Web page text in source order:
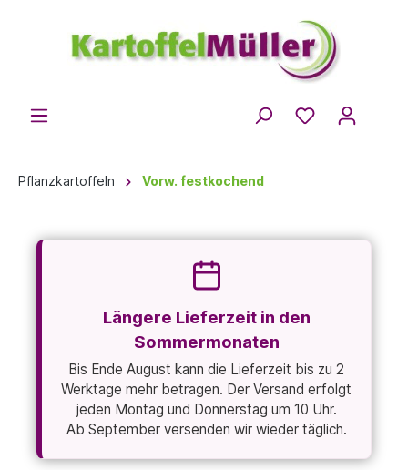
Pflanzkartoffeln Vorw. festkochend
Längere Lieferzeit in den
Sommermonaten
Bis Ende August kann die Lieferzeit bis zu 2
Werktage mehr betragen. Der Versand erfolgt
jeden Montag und Donnerstag um 10 Uhr.
Ab September versenden wir wieder täglich.